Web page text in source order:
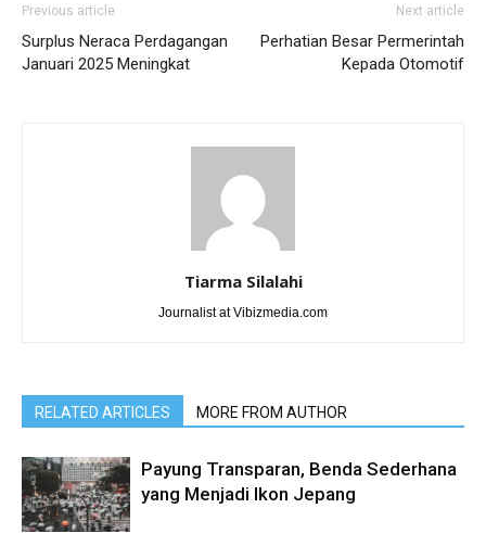
Previous article
Surplus Neraca Perdagangan
Januari 2025 Meningkat
Next article
Perhatian Besar Permerintah
Kepada Otomotif
Tiarma Silalahi
Journalist at Vibizmedia.com
RELATED ARTICLES MORE FROM AUTHOR
Payung Transparan, Benda Sederhana
yang Menjadi Ikon Jepang